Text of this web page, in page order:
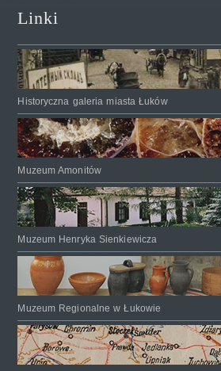
Linki
Historyczna galeria miasta Łuków
Muzeum Amonitów
Muzeum Henryka Sienkiewicza
Muzeum Regionalne w Łukowie